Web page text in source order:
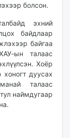
болсон.
эхний
байдлаар
байгаа
ын талаас
Хоёр
дуусах
талаас
наймдугаар